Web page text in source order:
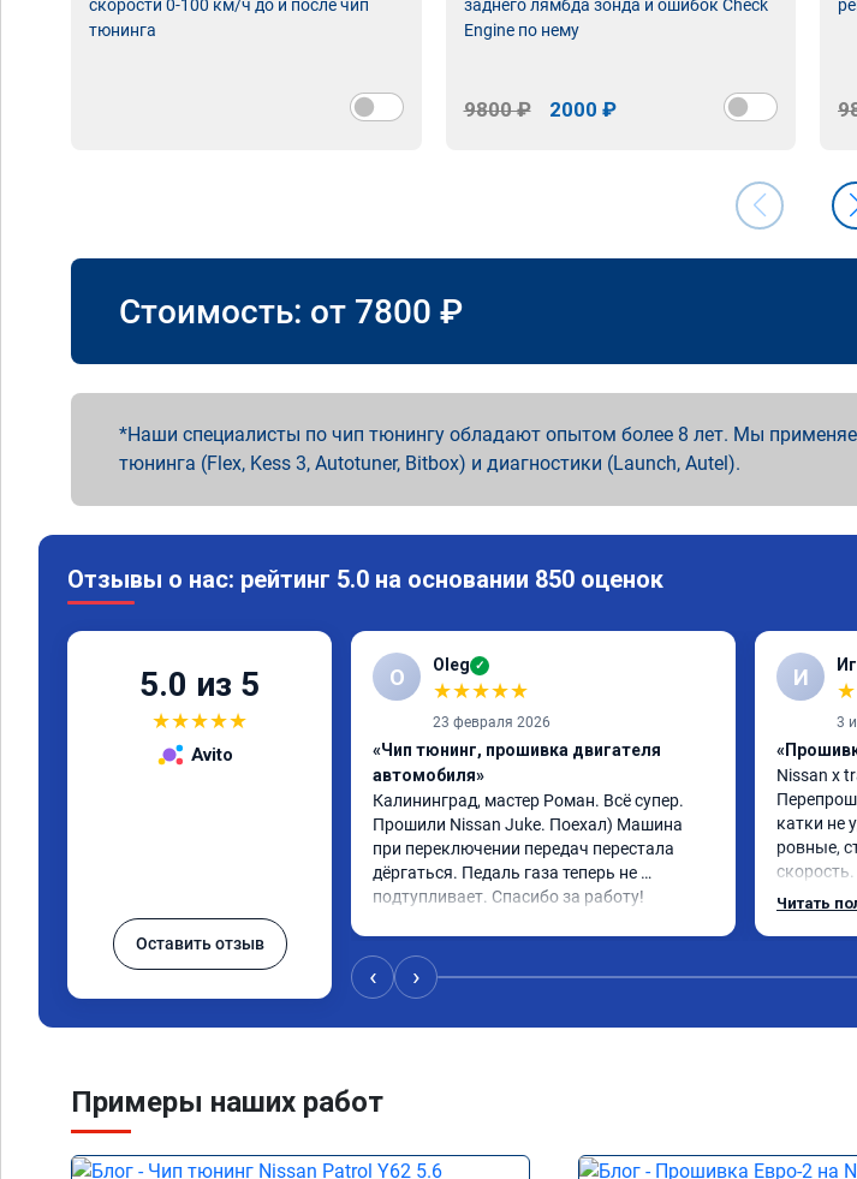
скорости 0-100 км/ч до и после чип
тюнинга
заднего лямбда зонда и ошибок Check
Engine по нему
9800 ₽ 2000 ₽
Стоимость: от 7800 ₽
Наши специалисты по чип тюнингу обладают опытом более 8 лет. Мы
тюнинга (Flex, Kess 3, Autotuner, Bitbox) и диагностики (Launch, Autel).
Отзывы о нас: рейтинг 5.0 на основании 850 оценок
5.0 из 5
★★★★★
Avito
Оставить отзыв
O Oleg ✓
★★★★★
23 февраля 2026
«Чип тюнинг, прошивка двигателя
автомобиля»
Калининград, мастер Роман. Всё супер.
Прошили Nissan Juke. Поехал) Машина
при переключении передач перестала
дёргаться. Педаль газа теперь не
подтупливает. Спасибо за работу!
И
★
3
Nissan x
катки не
ровные,
Читать
‹ ›
Примеры наших работ